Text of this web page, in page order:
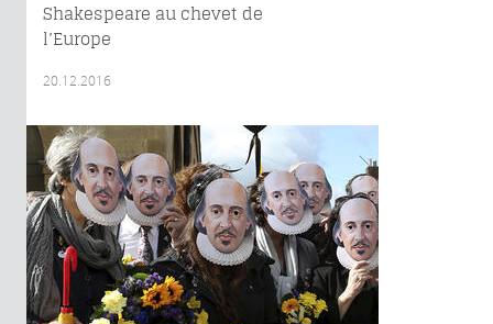
Shakespeare au chevet de
l’Europe
20.12.2016